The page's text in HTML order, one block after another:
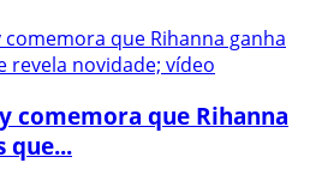
comemora que Rihanna
que...